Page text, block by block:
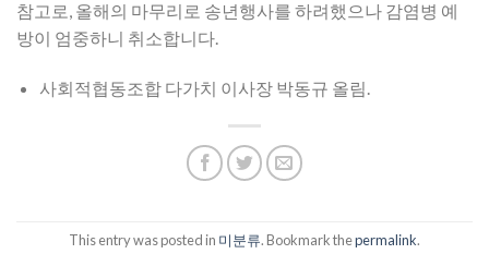
참고로, 올해의 마무리로 송년행사를 하려했으나 감염병 예
방이 엄중하니 취소합니다.
사회적협동조합 다가치 이사장 박동규 올림.
This entry was posted in 미분류. Bookmark thepermalink.